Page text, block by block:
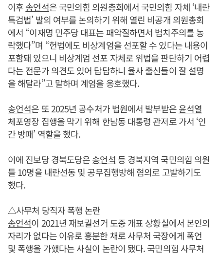
이후송언석은 국민의힘 의원총회에서 국민의힘 자체 ‘내란
특검법’ 발의 여부를 논의하기 위해 열린 비공개 의원총회
에서 “이재명 민주당 대표는 패악질하면서 법치주의를 농
락했다”며 “헌법에도 비상계엄을 선포할 수 있다는 내용이
포함돼 있으니 비상계엄 선포 자체로 위법을 판단하기 어렵
다는 전문가 의견도 있어 답답하니 율사 출신들이 잘 설명
을 해달라”고 말하며 계엄을 옹호했다.
송언석은 또 2025년 공수처가 법원에서 발부받은윤석열
체포영장 집행을 막기 위해 한남동 대통령 관저로 가서 ‘인
간 방패’ 역할을 했다.
이에 진보당 경북도당은송언석 등 경북지역 국민의힘 의원
들 10명을 내란선동 및 공무집행방해 혐의로 고발하기도
했다.
△사무처 당직자 폭행 논란
송언석이 2021년 재보궐선거 도중 개표 상황실에서 본인의
자리가 없다는 이유로 흥분한 채로 사무처 국장에게 폭언
및 폭행을 가했다는 사실이 논란이 됐다. 국민의힘 사무처